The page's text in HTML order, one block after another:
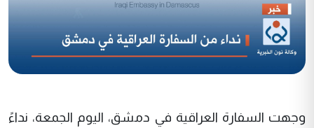
وجهت السفارة العراقية في دمشق، اليوم الجمعة، نداءً